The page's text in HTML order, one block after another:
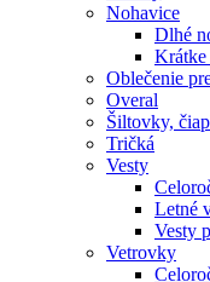
Nohavice
Dlhé
Krátke
Oblečenie
Overal
Šiltovky,
Tričká
Vesty
Letné
Vesty
Vetrovky